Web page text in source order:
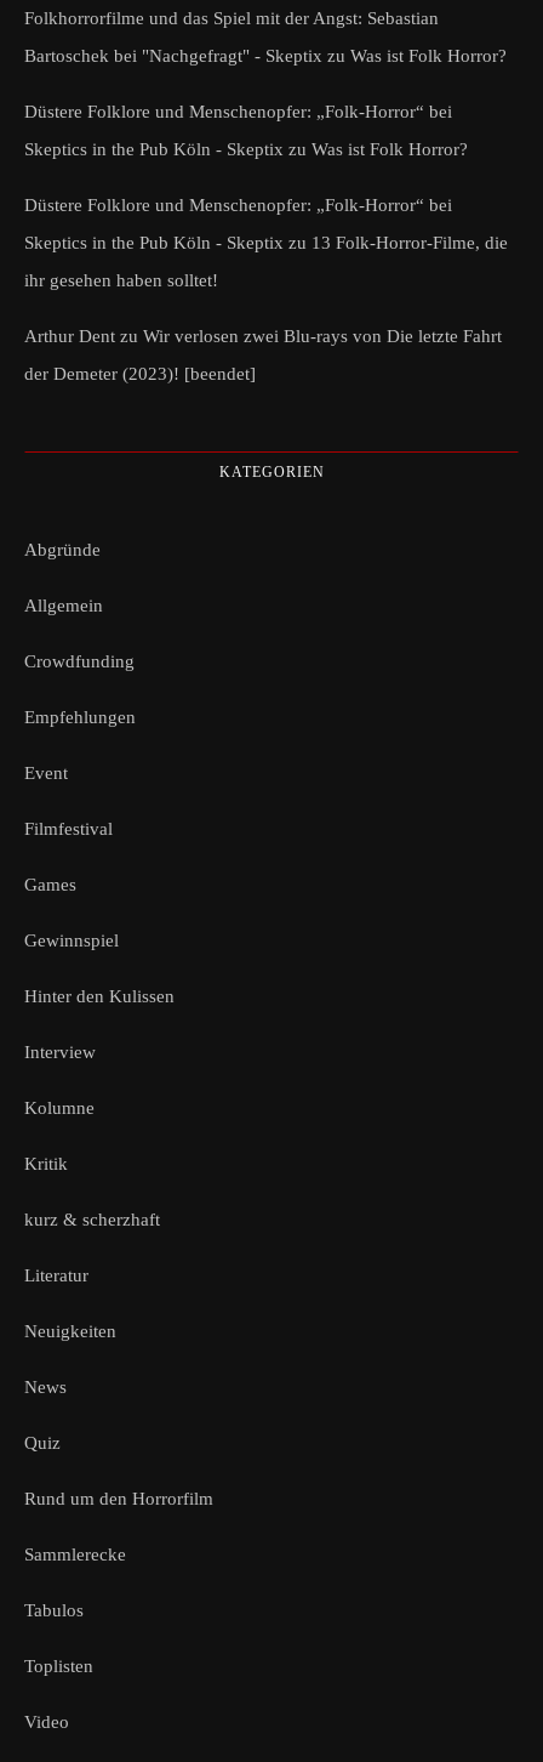
Folkhorrorfilme und das Spiel mit der Angst: Sebastian
Bartoschek bei "Nachgefragt" - Skeptix zu Was ist Folk Horror?
Düstere Folklore und Menschenopfer: „Folk-Horror“ bei
Skeptics in the Pub Köln - Skeptix zu Was ist Folk Horror?
Düstere Folklore und Menschenopfer: „Folk-Horror“ bei
Skeptics in the Pub Köln - Skeptix zu 13 Folk-Horror-Filme, die
ihr gesehen haben solltet!
Arthur Dent zu Wir verlosen zwei Blu-rays von Die letzte Fahrt
der Demeter (2023)! [beendet]
KATEGORIEN
Abgründe
Allgemein
Crowdfunding
Empfehlungen
Event
Filmfestival
Games
Gewinnspiel
Hinter den Kulissen
Interview
Kolumne
Kritik
kurz & scherzhaft
Literatur
Neuigkeiten
News
Quiz
Rund um den Horrorfilm
Sammlerecke
Tabulos
Toplisten
Video